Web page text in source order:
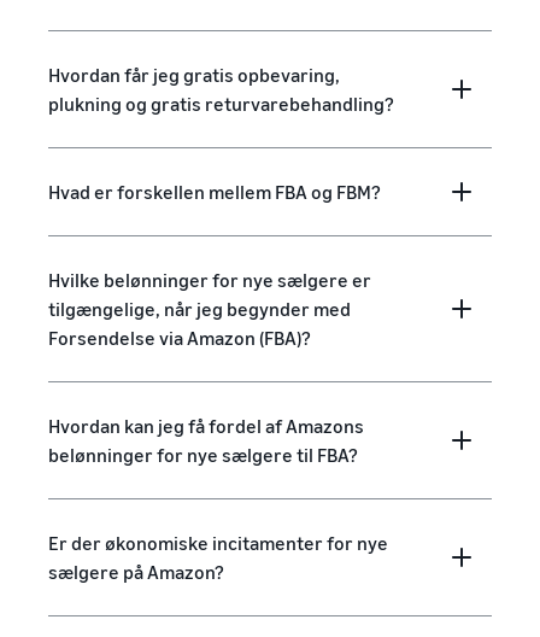
Hvordan får jeg gratis opbevaring,
plukning og gratis returvarebehandling?
Hvad er forskellen mellem FBA og FBM?
Hvilke belønninger for nye sælgere er
tilgængelige, når jeg begynder med
Forsendelse via Amazon (FBA)?
Hvordan kan jeg få fordel af Amazons
belønninger for nye sælgere til FBA?
Er der økonomiske incitamenter for nye
sælgere på Amazon?